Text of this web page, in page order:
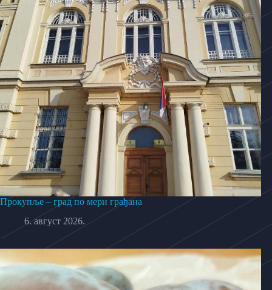
Прокупље – град по мери грађана
6. август 2026.